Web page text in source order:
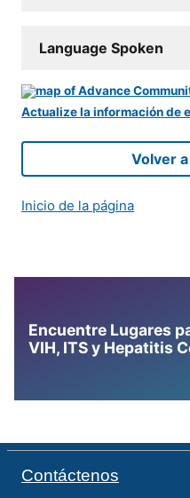
Language Spoken
Actualize la información de
Volver
Inicio de la página
Encuentre Lugares
VIH, ITS y Hepatitis
Contáctenos